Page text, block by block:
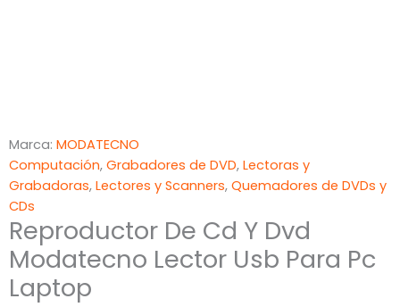
Marca: MODATECNO
Computación, Grabadores de DVD, Lectoras y
Grabadoras, Lectores y Scanners, Quemadores de DVDs y
CDs
Reproductor De Cd Y Dvd
Modatecno Lector Usb Para Pc
Laptop